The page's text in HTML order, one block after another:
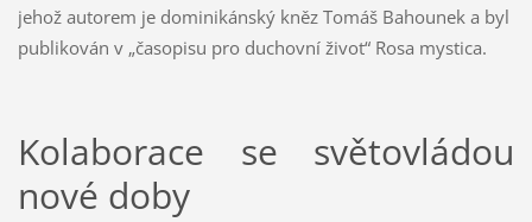
jehož autorem je dominikánský kněz Tomáš Bahounek a byl
publikován v „časopisu pro duchovní život“ Rosa mystica.
Kolaborace se světovládou
nové doby